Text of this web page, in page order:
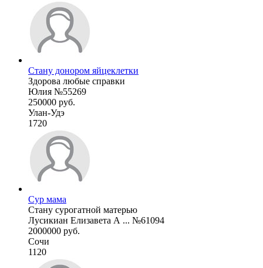
Стану донором яйцеклетки
Здорова любые справки
Юлия №55269
250000 руб.
Улан-Удэ
1720
Сур мама
Стану сурогатной матерью
Лусикиан Елизавета А ... №61094
2000000 руб.
Сочи
1120